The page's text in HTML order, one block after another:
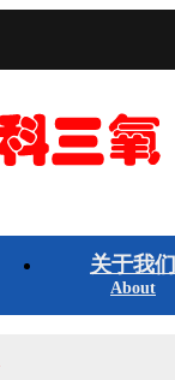
关于我们
About